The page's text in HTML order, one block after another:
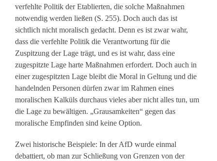
verfehlte Politik der Etablierten, die solche Maßnahmen
notwendig werden ließen (S. 255). Doch auch das ist
sichtlich nicht moralisch gedacht. Denn es ist zwar wahr,
dass die verfehlte Politik die Verantwortung für die
Zuspitzung der Lage trägt, und es ist wahr, dass eine
zugespitzte Lage harte Maßnahmen erfordert. Doch auch in
einer zugespitzten Lage bleibt die Moral in Geltung und die
handelnden Personen dürfen zwar im Rahmen eines
moralischen Kalküls durchaus vieles aber nicht alles tun, um
die Lage zu bewältigen. „Grausamkeiten“ gegen das
moralische Empfinden sind keine Option.
Zwei historische Beispiele: In der AfD wurde einmal
debattiert, ob man zur Schließung von Grenzen von der